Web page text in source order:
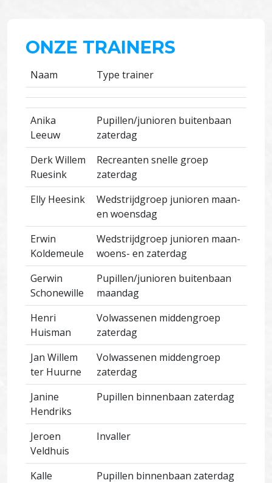
ONZE TRAINERS
Naam Type trainer
Anika
Leeuw
Pupillen/junioren buitenbaan
zaterdag
Derk Willem
Ruesink
Recreanten snelle groep
zaterdag
Elly Heesink
Wedstrijdgroep junioren maan-
en woensdag
Erwin
Koldemeule
Wedstrijdgroep junioren maan-
woens- en zaterdag
Gerwin
Schonewille
Pupillen/junioren buitenbaan
maandag
Henri
Huisman
Volwassenen middengroep
zaterdag
Jan Willem
ter Huurne
Volwassenen middengroep
zaterdag
Janine
Hendriks
Pupillen binnenbaan zaterdag
Jeroen
Veldhuis
Invaller
Kalle
Pupillen binnenbaan zaterdag